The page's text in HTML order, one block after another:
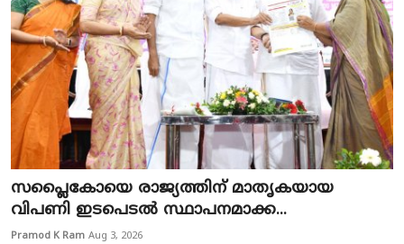
സപ്ലൈകോയെ രാജ്യത്തിന് മാതൃകയായ
വിപണി ഇടപെടൽ സ്ഥാപനമാക്ക...
Pramod K Ram Aug 3, 2026